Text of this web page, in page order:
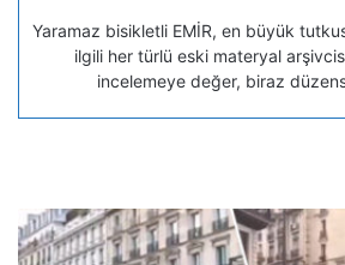
Yaramaz bisikletli EMİR, en büyük
ilgili her türlü eski materyal
incelemeye değer, biraz